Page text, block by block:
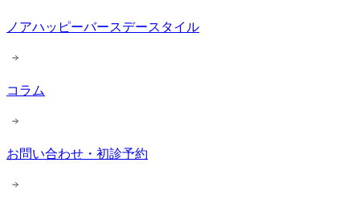
ノアハッピーバースデースタイル
コラム
お問い合わせ・初診予約